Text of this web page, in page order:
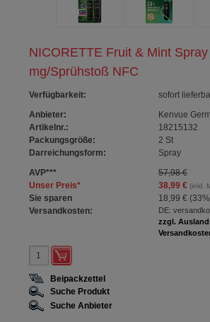
NICORETTE Fruit & Mint Spray
mg/Sprühstoß NFC
Verfügbarkeit:
sofort
Anbieter:
Kenvue
Artikelnr.:
18215132
Packungsgröße:
2 St
Darreichungsform:
Spray
AVP***
57,98 €
Unser Preis* 38,99 €(inkl.
Sie sparen 18,99 € (33%
Versandkosten:
DE:
zzgl.
Beipackzettel
Suche Produkt
Suche Anbieter